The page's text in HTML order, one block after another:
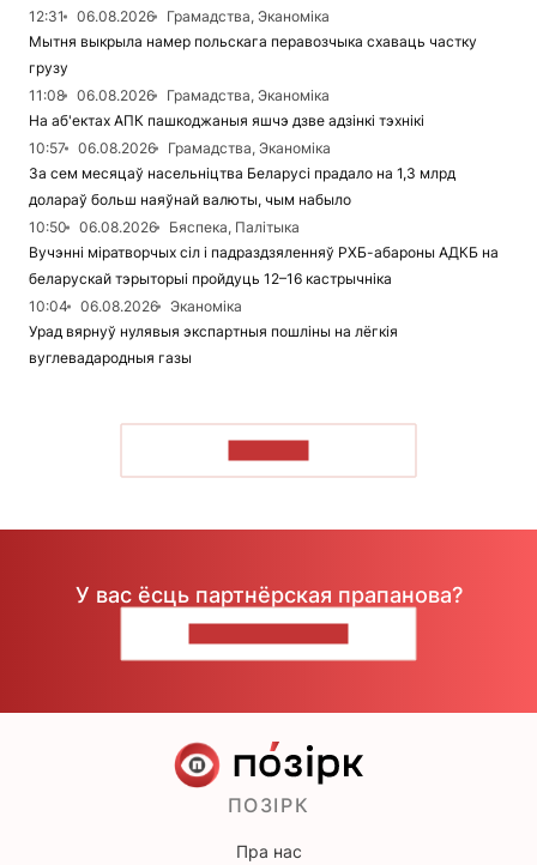
12:31
06.08.2026
Грамадства, Эканоміка
Мытня выкрыла намер польскага перавозчыка схаваць частку
грузу
11:08
06.08.2026
Грамадства, Эканоміка
На аб'ектах АПК пашкоджаныя яшчэ дзве адзінкі тэхнікі
10:57
06.08.2026
Грамадства, Эканоміка
За сем месяцаў насельніцтва Беларусі прадало на 1,3 млрд
долараў больш наяўнай валюты, чым набыло
10:50
06.08.2026
Бяспека, Палітыка
Вучэнні міратворчых сіл і падраздзяленняў РХБ-абароны АДКБ на
беларускай тэрыторыі пройдуць 12–16 кастрычніка
10:04
06.08.2026
Эканоміка
Урад вярнуў нулявыя экспартныя пошліны на лёгкія
вуглевадародныя газы
У вас ёсць партнёрская прапанова?
ПОЗІРК
Пра нас